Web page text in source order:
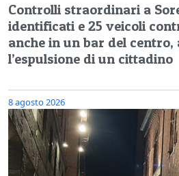
Controlli straordinari a
identificati e 25 veicoli
anche in un bar del centro,
l’espulsione di un cittadino
8 agosto 2026